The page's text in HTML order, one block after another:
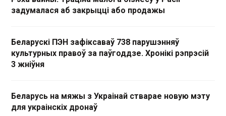
задумалася аб закрыцці або продажы
Беларускі ПЭН зафіксаваў 738 парушэнняў
культурных правоў за паўгоддзе. Хронікі рэпрэсій
3 жніўня
Беларусь на мяжы з Украінай стварае новую мэту
для украінскіх дронаў